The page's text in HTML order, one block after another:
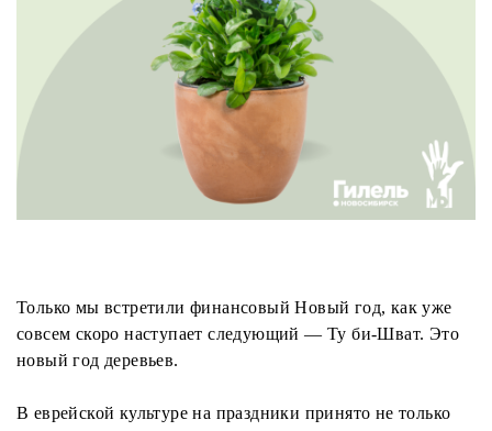
Только мы встретили финансовый Новый год, как уже
совсем скоро наступает следующий — Ту би-Шват. Это
новый год деревьев.
В еврейской культуре на праздники принято не только